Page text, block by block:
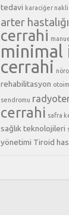
tedavi karaciğer nakli
arter hastalığı
cerrahi
minimal
cerrahi
rehabilitasyon
sendromu
cerrahi safra
sağlık teknolojileri
yönetimi Tiroid